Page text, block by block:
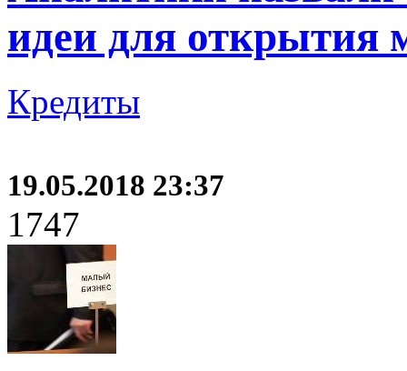
идеи для открытия
Кредиты
19.05.2018 23:37
1747